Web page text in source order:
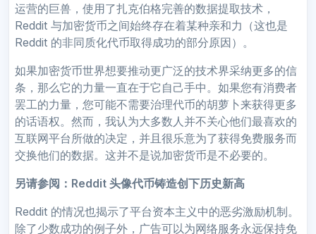
运营的巨兽，使用了扎克伯格完善的数据提取技术，
Reddit 与加密货币之间始终存在着某种亲和力（这也是
Reddit 的非同质化代币取得成功的部分原因）。
如果加密货币世界想要推动更广泛的技术界采纳更多的信
条，那么它的力量一直在于它自己手中。如果您有消费者
罢工的力量，您可能不需要治理代币的胡萝卜来获得更多
的话语权。然而，我认为大多数人并不关心他们最喜欢的
互联网平台所做的决定，并且很乐意为了获得免费服务而
交换他们的数据。这并不是说加密货币是不必要的。
另请参阅： Reddit 头像代币铸造创下历史新高
Reddit 的情况也揭示了平台资本主义中的恶劣激励机制。
除了少数成功的例子外，广告可以为网络服务永远保持免